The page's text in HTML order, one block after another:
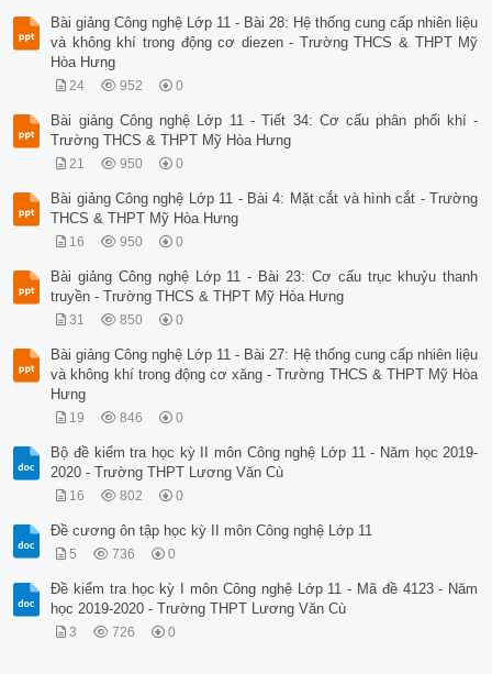
Bài giảng Công nghệ Lớp 11 - Bài 28: Hệ thống cung cấp nhiên liệu
và không khí trong động cơ diezen - Trường THCS & THPT Mỹ
Hòa Hưng
24 952 0
Bài giảng Công nghệ Lớp 11 - Tiết 34: Cơ cấu phân phối khí -
Trường THCS & THPT Mỹ Hòa Hưng
21 950 0
Bài giảng Công nghệ Lớp 11 - Bài 4: Mặt cắt và hình cắt - Trường
THCS & THPT Mỹ Hòa Hưng
16 950 0
Bài giảng Công nghệ Lớp 11 - Bài 23: Cơ cấu trục khuỷu thanh
truyền - Trường THCS & THPT Mỹ Hòa Hưng
31 850 0
Bài giảng Công nghệ Lớp 11 - Bài 27: Hệ thống cung cấp nhiên liệu
và không khí trong động cơ xăng - Trường THCS & THPT Mỹ Hòa
Hưng
19 846 0
Bộ đề kiểm tra học kỳ II môn Công nghệ Lớp 11 - Năm học 2019-
2020 - Trường THPT Lương Văn Cù
16 802 0
Đề cương ôn tập học kỳ II môn Công nghệ Lớp 11
5 736 0
Đề kiểm tra học kỳ I môn Công nghệ Lớp 11 - Mã đề 4123 - Năm
học 2019-2020 - Trường THPT Lương Văn Cù
3 726 0